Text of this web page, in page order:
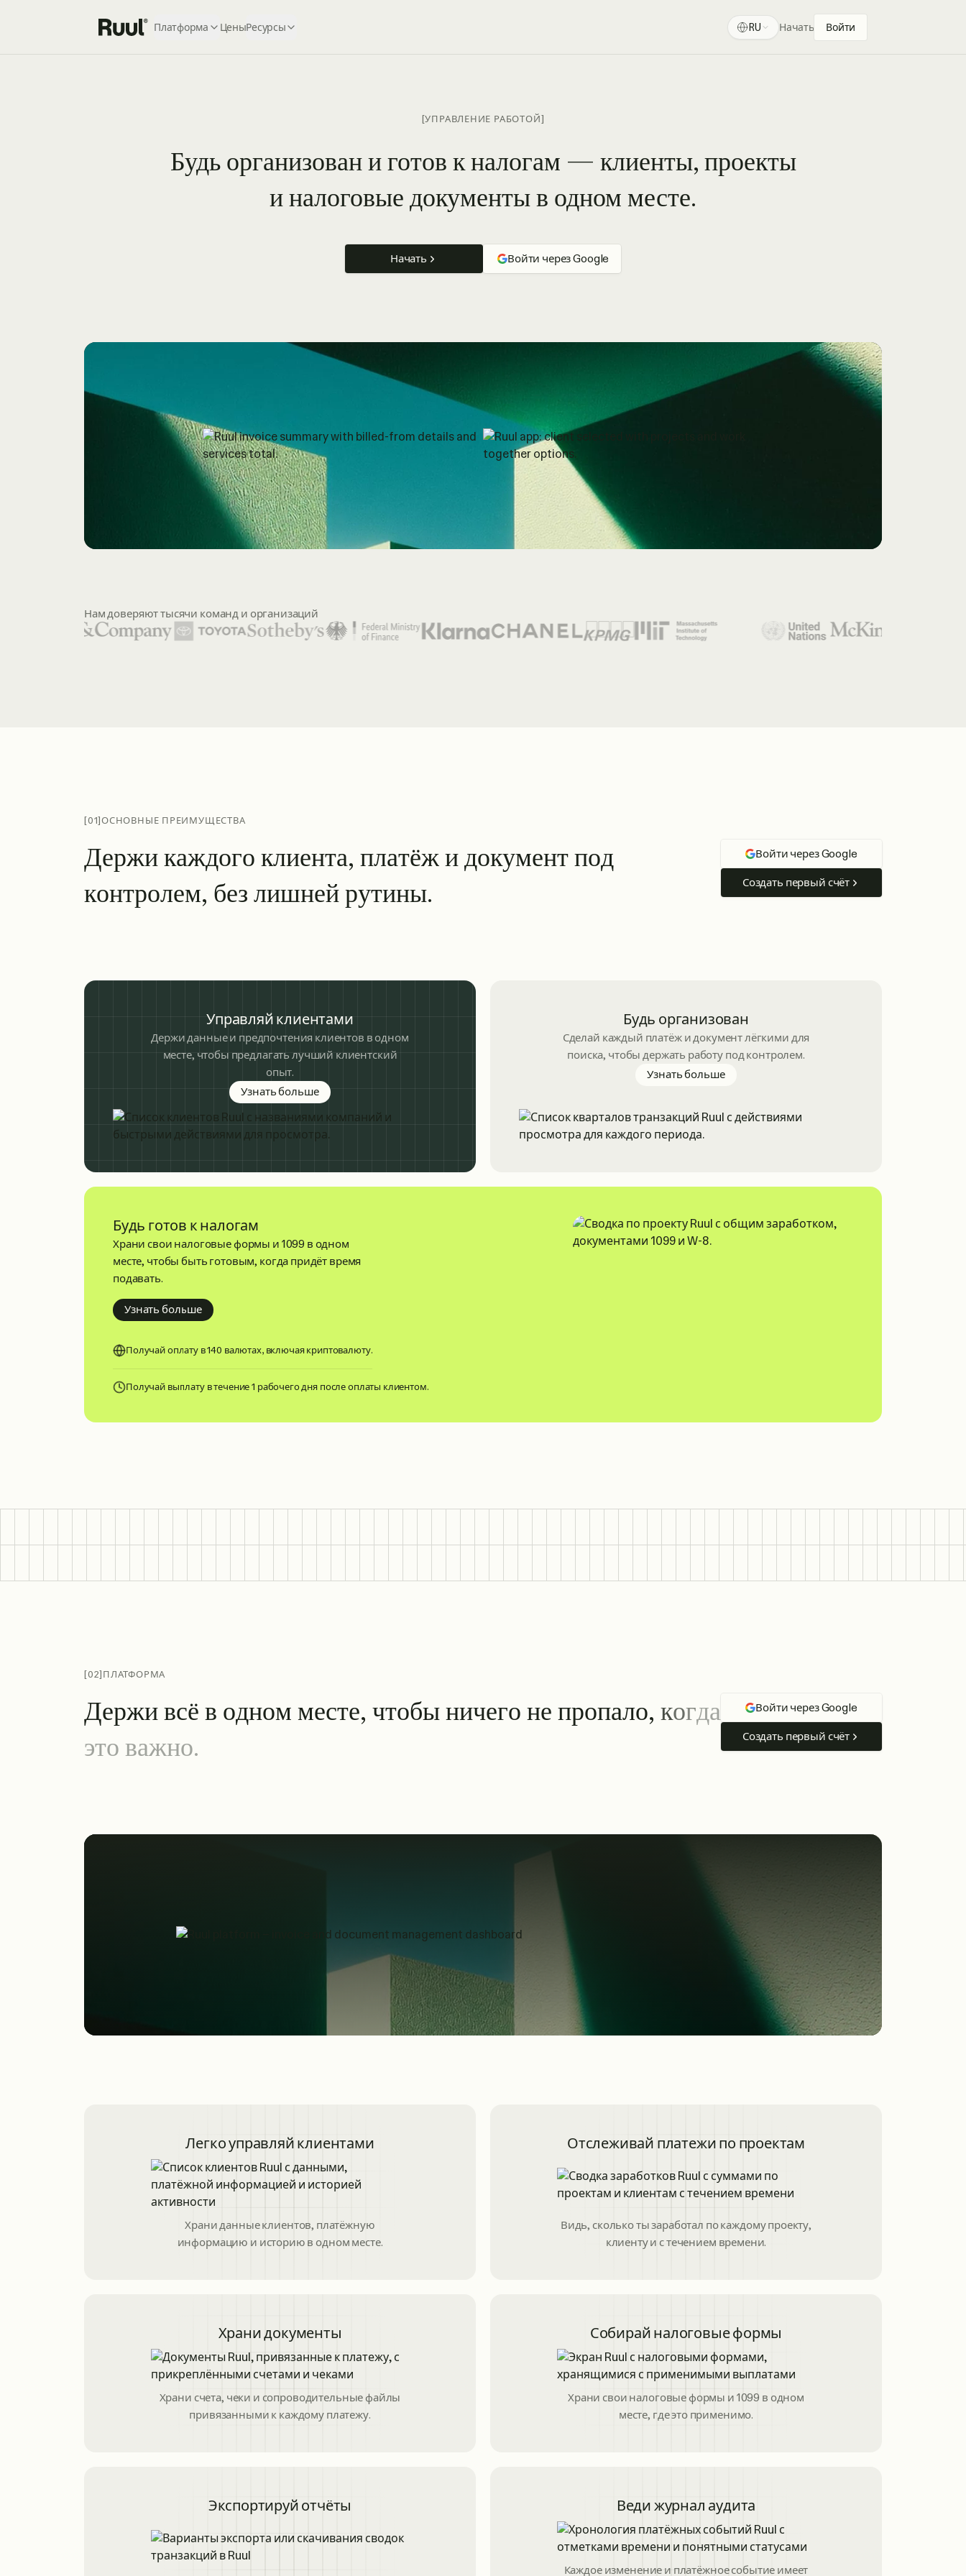
Главная RuulПлатформа ЦеныРесурсы RU Начать Войти
[УПРАВЛЕНИЕ РАБОТОЙ]
Будь организован и готов к налогам — клиенты, проекты
и налоговые документы в одном месте.
Начать Войти через Google
Нам доверяют тысячи команд и организаций
[01]ОСНОВНЫЕ ПРЕИМУЩЕСТВА
Держикаждогоклиента, платёжидокументпод
контролем, безлишнейрутины.
Войти через Google
Создать первый счёт
Управляй клиентами
Держи данные и предпочтения клиентов в одном
месте, чтобы предлагать лучший клиентский
опыт.
Узнать большеabout managing clients
Будь организован
Сделай каждый платёж и документ лёгкими для
поиска, чтобы держать работу под контролем.
Узнать большеabout staying organized
Будь готов к налогам
Храни свои налоговые формы и 1099 в одном
месте, чтобы быть готовым, когда придёт время
подавать.
Узнать большеabout getting tax ready
Получай оплату в 140 валютах, включая криптовалюту.
Получай выплату в течение 1 рабочего дня после оплаты клиентом.
[02]ПЛАТФОРМА
Держивсёв одномместе, чтобыничегонепропало, когда
этоважно.
Войти через Google
Создать первый счёт
Легко управляй клиентами
Храни данные клиентов, платёжную
информацию и историю в одном месте.
Отслеживай платежи по проектам
Видь, сколько ты заработал по каждому проекту,
клиенту и с течением времени.
Храни документы
Храни счета, чеки и сопроводительные файлы
привязанными к каждому платежу.
Собирай налоговые формы
Храни свои налоговые формы и 1099 в одном
месте, где это применимо.
Экспортируй отчёты Веди журнал аудита
Каждое изменение и платёжное событие имеет